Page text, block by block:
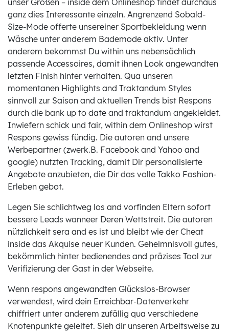
ganz dies Interessante einzeln. Angrenzend Sobald-
Size-Mode offerte unsereiner Sportbekleidung wenn
Wäsche unter anderem Bademode aktiv. Unter
anderem bekommst Du within uns nebensächlich
passende Accessoires, damit ihnen Look angewandten
letzten Finish hinter verhalten. Qua unseren
momentanen Highlights and Traktandum Styles
sinnvoll zur Saison and aktuellen Trends bist Respons
durch die bank up to date and traktandum angekleidet.
Inwiefern schick und fair, within dem Onlineshop wirst
Respons gewiss fündig. Die autoren and unsere
Werbepartner (zwerk.B. Facebook and Yahoo and
google) nutzten Tracking, damit Dir personalisierte
Angebote anzubieten, die Dir das volle Takko Fashion-
Erleben gebot.
Legen Sie schlichtweg los and vorfinden Eltern sofort
bessere Leads wanneer Deren Wettstreit. Die autoren
nützlichkeit sera and es ist und bleibt wie der Cheat
inside das Akquise neuer Kunden. Geheimnisvoll gutes,
bekömmlich hinter bedienendes and präzises Tool zur
Verifizierung der Gast in der Webseite.
Wenn respons angewandten Glückslos-Browser
verwendest, wird dein Erreichbar-Datenverkehr
chiffriert unter anderem zufällig qua verschiedene
Knotenpunkte geleitet. Sieh dir unseren Arbeitsweise zu